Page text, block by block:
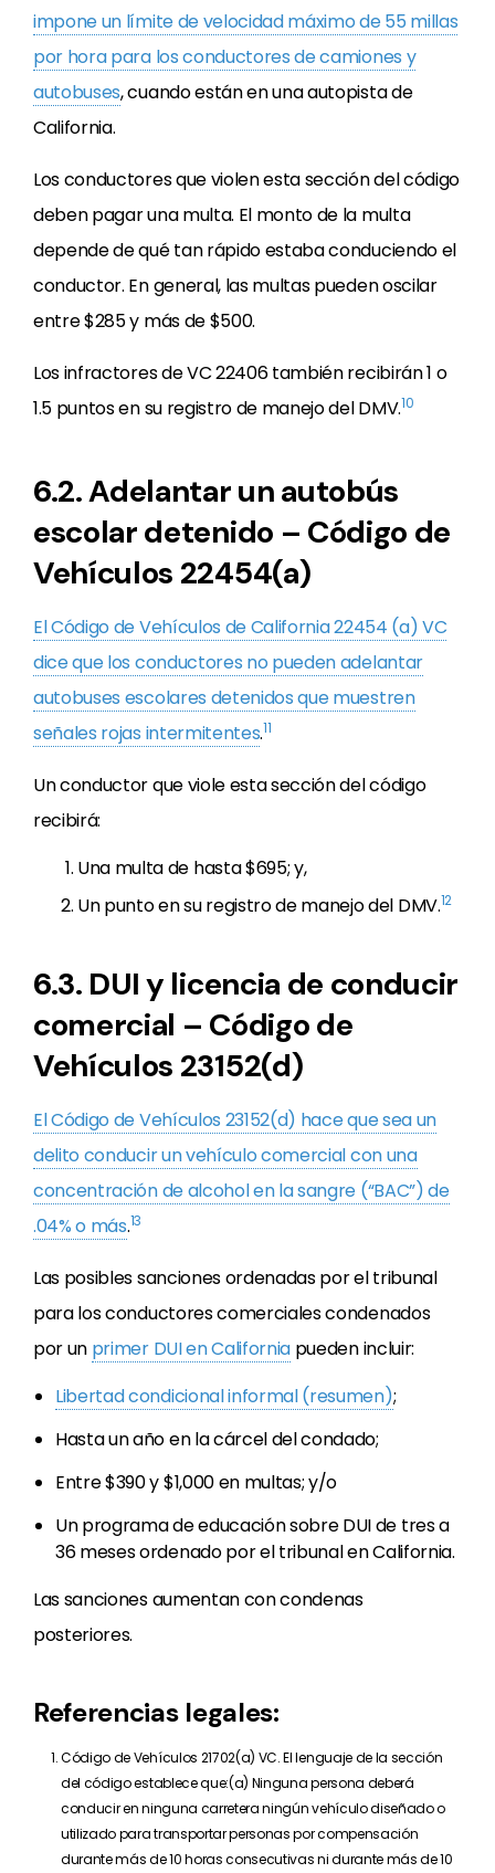
impone un límite de velocidad máximo de 55 millas
por hora para los conductores de camiones y
autobuses, cuando están en una autopista de
California.
Los conductores que violen esta sección del código
deben pagar una multa. El monto de la multa
depende de qué tan rápido estaba conduciendo el
conductor. En general, las multas pueden oscilar
entre $285 y más de $500.
Los infractores de VC 22406 también recibirán 1 o
1.5 puntos en su registro de manejo del DMV.10
6.2. Adelantar un autobús
escolar detenido – Código de
Vehículos 22454(a)
El Código de Vehículos de California 22454 (a) VC
dice que los conductores no pueden adelantar
autobuses escolares detenidos que muestren
señales rojas intermitentes.11
Un conductor que viole esta sección del código
recibirá:
Una multa de hasta $695; y,
Un punto en su registro de manejo del DMV.12
6.3. DUI y licencia de conducir
comercial – Código de
Vehículos 23152(d)
El Código de Vehículos 23152(d) hace que sea un
delito conducir un vehículo comercial con una
concentración de alcohol en la sangre (“BAC”) de
.04% o más.13
Las posibles sanciones ordenadas por el tribunal
para los conductores comerciales condenados
por un primer DUI en California pueden incluir:
Libertad condicional informal (resumen);
Hasta un año en la cárcel del condado;
Entre $390 y $1,000 en multas; y/o
Un programa de educación sobre DUI de tres a
36 meses ordenado por el tribunal en California.
Las sanciones aumentan con condenas
posteriores.
Referencias legales:
Código de Vehículos 21702(a) VC. El lenguaje de la sección
del código establece que:(a) Ninguna persona deberá
conducir en ninguna carretera ningún vehículo diseñado o
utilizado para transportar personas por compensación
durante más de 10 horas consecutivas ni durante más de 10